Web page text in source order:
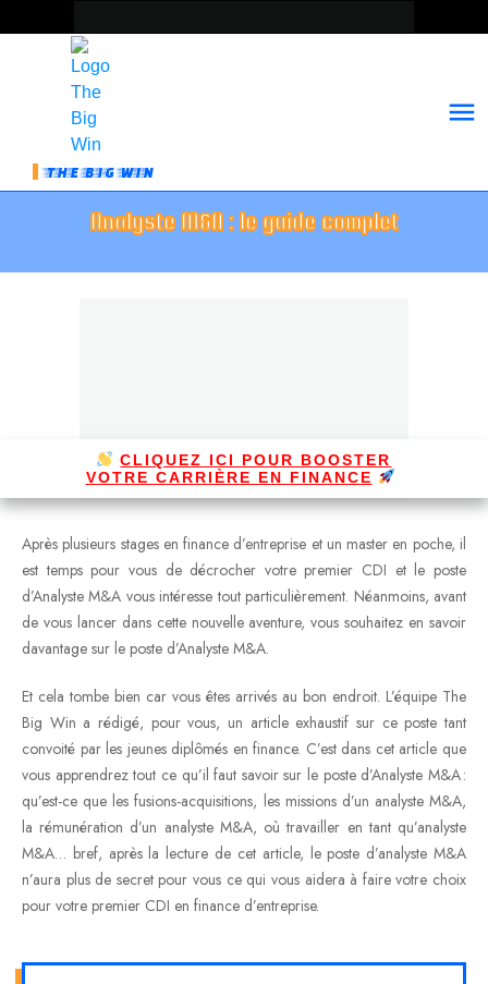
THE BIG WIN
Analyste M&A : le guide complet
CLIQUEZ ICI POUR BOOSTER
VOTRE CARRIÈRE EN FINANCE
Après plusieurs stages en finance d’entreprise et un master en poche, il
est temps pour vous de décrocher votre premier CDI et le poste
d’Analyste M&A vous intéresse tout particulièrement. Néanmoins, avant
de vous lancer dans cette nouvelle aventure, vous souhaitez en savoir
davantage sur le poste d’Analyste M&A.
Et cela tombe bien car vous êtes arrivés au bon endroit. L’équipe The
Big Win a rédigé, pour vous, un article exhaustif sur ce poste tant
convoité par les jeunes diplômés en finance. C’est dans cet article que
vous apprendrez tout ce qu’il faut savoir sur le poste d’Analyste M&A :
qu’est-ce que les fusions-acquisitions, les missions d’un analyste M&A,
la rémunération d’un analyste M&A, où travailler en tant qu’analyste
M&A… bref, après la lecture de cet article, le poste d’analyste M&A
n’aura plus de secret pour vous ce qui vous aidera à faire votre choix
pour votre premier CDI en finance d’entreprise.